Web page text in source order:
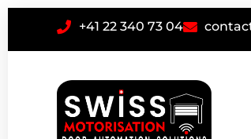
+41 22 340 73 04